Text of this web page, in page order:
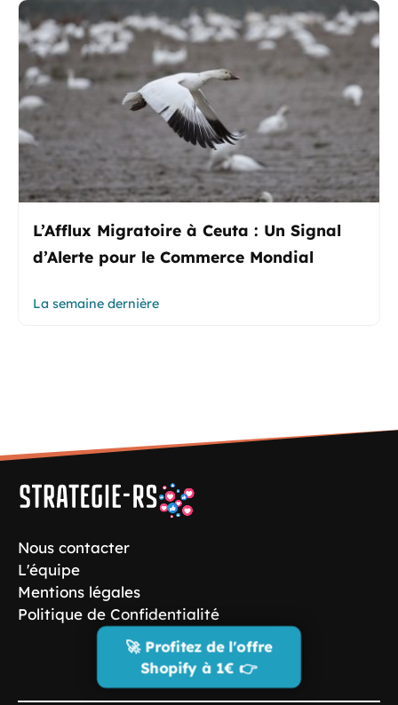
L’Afflux Migratoire à Ceuta : Un Signal
d’Alerte pour le Commerce Mondial
La semaine dernière
Nous contacter
L'équipe
Mentions légales
Politique de Confidentialité
🚀 Profitez de l'offre
Shopify à 1€ 👉